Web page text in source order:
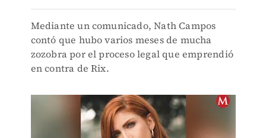
Mediante un comunicado, Nath Campos
contó que hubo varios meses de mucha
zozobra por el proceso legal que emprendió
en contra de Rix.